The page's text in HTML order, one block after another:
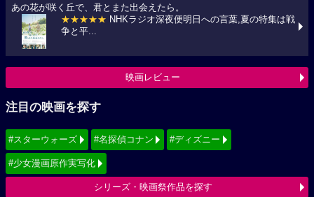
あの花が咲く丘で、君とまた出会えたら。
★★★★★ NHKラジオ深夜便明日への言葉,夏の特集は戦
争と平...
映画レビュー
注目の映画を探す
#スターウォーズ #名探偵コナン #ディズニー
#少女漫画原作実写化
シリーズ・映画祭作品を探す